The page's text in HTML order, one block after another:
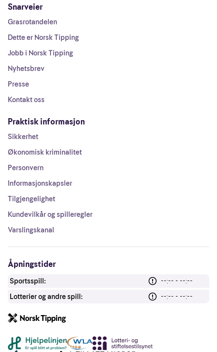
Snarveier
Grasrotandelen
Dette er Norsk Tipping
Jobb i Norsk Tipping
Nyhetsbrev
Presse
Kontakt oss
Praktisk informasjon
Sikkerhet
Økonomisk kriminalitet
Personvern
Informasjonskapsler
Tilgjengelighet
Kundevilkår og spilleregler
Varslingskanal
Åpningstider
Sportsspill:
--:-- - --:--
Lotterier og andre spill:
--:-- - --:--
Andre lenker